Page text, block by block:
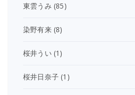
東雲うみ (85)
染野有来(8)
桜井うい (1)
桜井日奈子 (1)